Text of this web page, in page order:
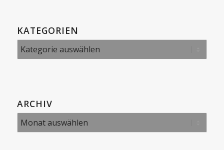
KATEGORIEN
Kategorien
ARCHIV